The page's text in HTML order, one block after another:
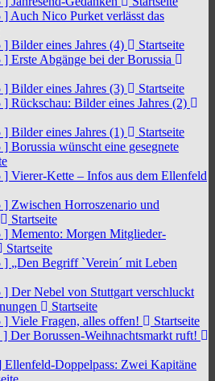
] Auch Nico Purket verlässt das
] Bilder eines Jahres (4)
Startseite
] Erste Abgänge bei der Borussia
] Bilder eines Jahres (3)
Startseite
] Rückschau: Bilder eines Jahres (2)
] Bilder eines Jahres (1)
Startseite
] Borussia wünscht eine gesegnete
] Vierer-Kette – Infos aus dem Ellenfeld
] Zwischen Horroszenario und
Startseite
] Memento: Morgen Mitglieder-
Startseite
] „Den Begriff `Verein´ mit Leben
] Der Nebel von Stuttgart verschluckt
Startseite
] Viele Fragen, alles offen!
Startseite
] Der Borussen-Weihnachtsmarkt ruft!
Ellenfeld-Doppelpass: Zwei Kapitäne